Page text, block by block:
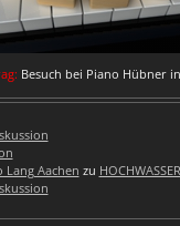
Besuch bei Piano Hübner
Aachen zu HOCHWASSER